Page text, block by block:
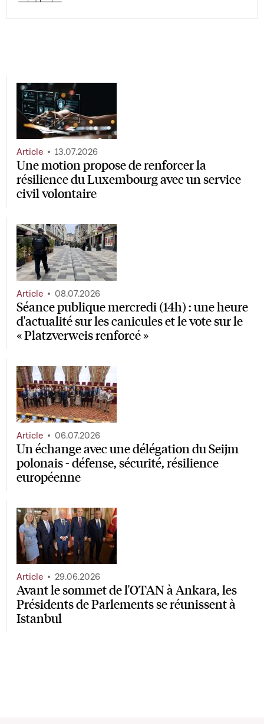
Une motion propose de renforcer la
résilience du Luxembourg avec un service
civil volontaire
Article 13.07.2026
Séance publique mercredi (14h) : une heure
d'actualité sur les canicules et le vote sur le
« Platzverweis renforcé »
Article 08.07.2026
Un échange avec une délégation du Seijm
polonais - défense, sécurité, résilience
européenne
Article 06.07.2026
Avant le sommet de l'OTAN à Ankara, les
Présidents de Parlements se réunissent à
Istanbul
Article 29.06.2026